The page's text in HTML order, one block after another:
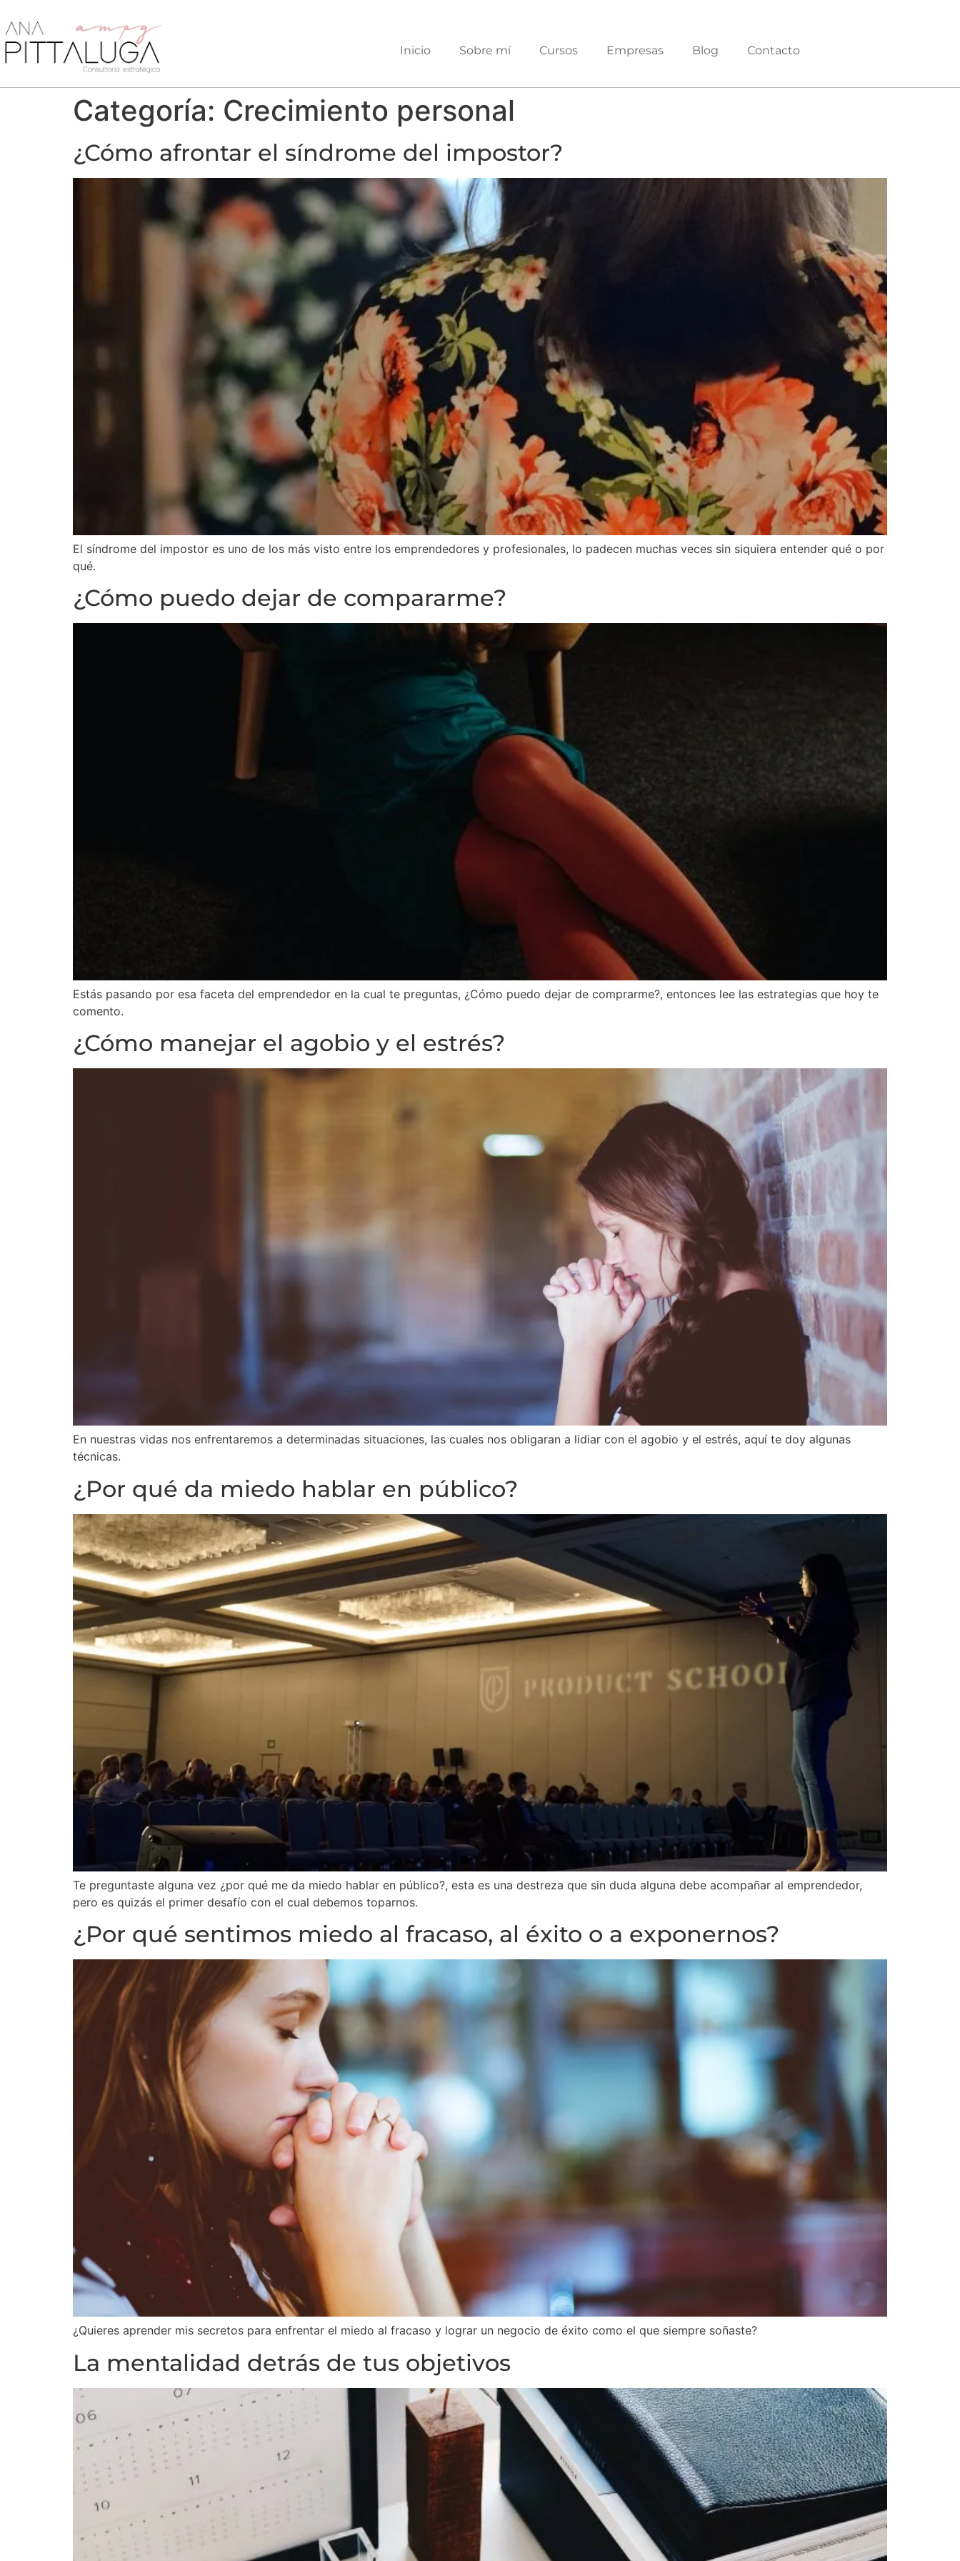
Inicio Sobre mí Cursos Empresas Blog Contacto
Categoría: Crecimiento personal
¿Cómo afrontar el síndrome del impostor?
El síndrome del impostor es uno de los más visto entre los emprendedores y profesionales, lo padecen muchas veces sin siquiera entender qué o por
qué.
¿Cómo puedo dejar de compararme?
Estás pasando por esa faceta del emprendedor en la cual te preguntas, ¿Cómo puedo dejar de comprarme?, entonces lee las estrategias que hoy te
comento.
¿Cómo manejar el agobio y el estrés?
En nuestras vidas nos enfrentaremos a determinadas situaciones, las cuales nos obligaran a lidiar con el agobio y el estrés, aquí te doy algunas
técnicas.
¿Por qué da miedo hablar en público?
Te preguntaste alguna vez ¿por qué me da miedo hablar en público?, esta es una destreza que sin duda alguna debe acompañar al emprendedor,
pero es quizás el primer desafío con el cual debemos toparnos.
¿Por qué sentimos miedo al fracaso, al éxito o a exponernos?
¿Quieres aprender mis secretos para enfrentar el miedo al fracaso y lograr un negocio de éxito como el que siempre soñaste?
La mentalidad detrás de tus objetivos